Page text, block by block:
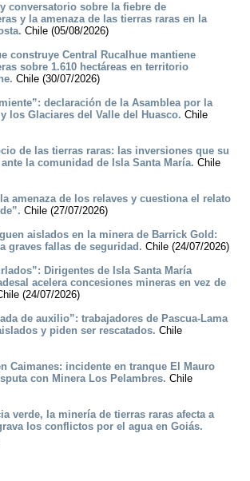
conversatorio sobre la fiebre de
y la amenaza de las tierras raras en la
Chile (05/08/2026)
construye Central Rucalhue mantiene
sobre 1.610 hectáreas en territorio
Chile (30/07/2026)
declaración de la Asamblea por la
los Glaciares del Valle del Huasco. Chile
de las tierras raras: las inversiones que su
la comunidad de Isla Santa María. Chile
amenaza de los relaves y cuestiona el relato
Chile (27/07/2026)
aislados en la minera de Barrick Gold:
graves fallas de seguridad. Chile (24/07/2026)
Dirigentes de Isla Santa María
acelera concesiones mineras en vez de
(24/07/2026)
de auxilio”: trabajadores de Pascua-Lama
y piden ser rescatados. Chile
Caimanes: incidente en tranque El Mauro
con Minera Los Pelambres. Chile
verde, la minería de tierras raras afecta a
los conflictos por el agua en Goiás.